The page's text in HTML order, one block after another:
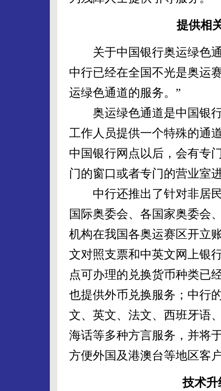
提供相
关于中国银行奥运绿色通
中行已经在全国不光是奥运
运绿色通道的服务。”
奥运绿色通道是中国银行
工作人员提供一个特殊的通
中国银行网点以后，会有专
门的窗口或者专门的营业室
中行还推出了针对非居民
国际奥委会、各国家奥委会
机构在我国各奥运赛区开立
文对照支票和中英文网上银
点可办理的兑换货币种类已
也提供外币兑换服务；中行
文、英文、法文、西班牙语
海话等多种方言服务，并将
方便外国及港澳台等地区客
技术